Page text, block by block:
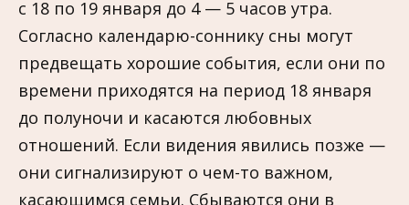
с 18 по 19 января до 4 — 5 часов утра.
Согласно календарю-соннику сны могут
предвещать хорошие события, если они по
времени приходятся на период 18 января
до полуночи и касаются любовных
отношений. Если видения явились позже —
они сигнализируют о чем-то важном,
касающимся семьи. Сбываются они в